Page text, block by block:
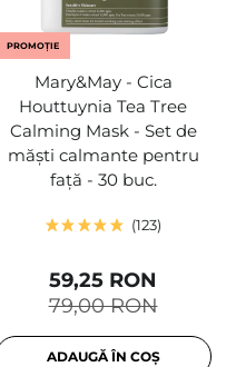
PROMOȚIE
Mary&May - Cica
Houttuynia Tea Tree
Calming Mask - Set de
măști calmante pentru
față - 30 buc.
123
79,00 RON
59,25 RON
ADAUGĂ ÎN COȘ